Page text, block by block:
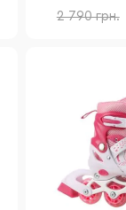
2 790 грн.